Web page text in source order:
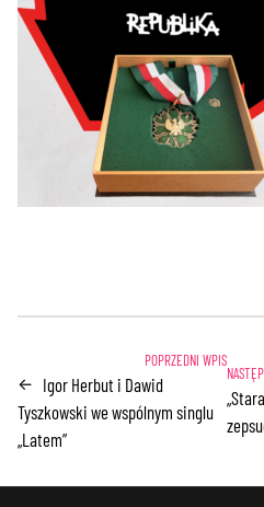
← Igor Herbut i Dawid
Tyszkowski we wspólnym singlu
„Latem”